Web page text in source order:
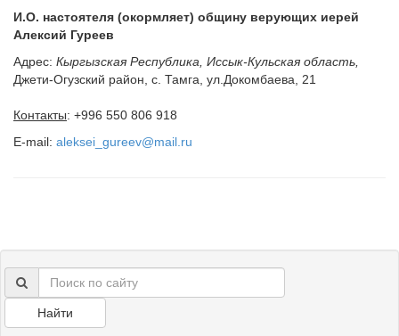
И.О. настоятеля (окормляет) общину верующих иерей
Алексий Гуреев
Адрес: Кыргызская Республика, Иссык-Кульская область,
Джети-Огузский район, с. Тамга, ул.Докомбаева, 21
Контакты: +996 550 806 918
E-mail: aleksei_gureev@mail.ru
Найти